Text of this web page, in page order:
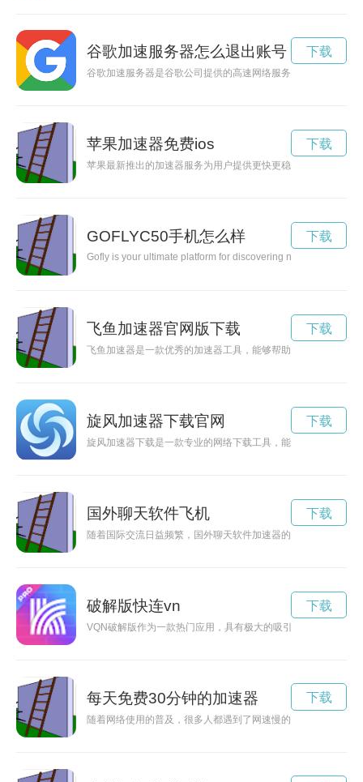
谷歌加速服务器怎么退出账号
谷歌加速服务器是谷歌公司提供的高速网络服务，能够为用户提
下载
苹果加速器免费ios
苹果最新推出的加速器服务为用户提供更快更稳定的网络连接，
下载
GOFLYC50手机怎么样
Gofly is your ultimate platform for discovering new
下载
飞鱼加速器官网版下载
飞鱼加速器是一款优秀的加速器工具，能够帮助用户加速网络
下载
旋风加速器下载官网
旋风加速器下载是一款专业的网络下载工具，能够提升下载速
下载
国外聊天软件飞机
随着国际交流日益频繁，国外聊天软件加速器的出现为用户提
下载
破解版快连vn
VQN破解版作为一款热门应用，具有极大的吸引力。本文将探
下载
每天免费30分钟的加速器
随着网络使用的普及，很多人都遇到了网速慢的问题。为了解
下载